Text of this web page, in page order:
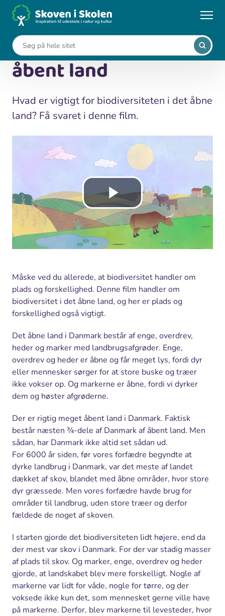
... Medier Video: Biodiversitet i åbent land
Video: Biodiversitet i
åbent land
Hvad er vigtigt for biodiversiteten i det åbne
land? Få svaret i denne film.
Måske ved du allerede, at biodiversitet handler om
plads og forskellighed. Denne film handler om
biodiversitet i det åbne land, og her er plads og
forskellighed også vigtigt.
Det åbne land i Danmark består af enge, overdrev,
heder og marker med landbrugsafgrøder. Enge,
overdrev og heder er åbne og får meget lys, fordi dyr
eller mennesker sørger for at store buske og træer
ikke vokser op. Og markerne er åbne, fordi vi dyrker
dem og høster afgrøderne.
Der er rigtig meget åbent land i Danmark. Faktisk
består næsten ¾-dele af Danmark af åbent land. Men
sådan, har Danmark ikke altid set sådan ud.
For 6000 år siden, før vores forfædre begyndte at
dyrke landbrug i Danmark, var det meste af landet
dækket af skov, blandet med åbne områder, hvor store
dyr græssede. Men vores forfædre havde brug for
områder til landbrug, uden store træer og derfor
fældede de noget af skoven.
I starten gjorde det biodiversiteten lidt højere, end da
der mest var skov i Danmark. For der var stadig masser
af plads til skov. Og marker, enge, overdrev og heder
gjorde, at landskabet blev mere forskelligt. Nogle af
markerne var lidt for våde, nogle for tørre, og der
voksede ikke kun det, som mennesket gerne ville have
på markerne. Derfor, blev markerne til levesteder, hvor